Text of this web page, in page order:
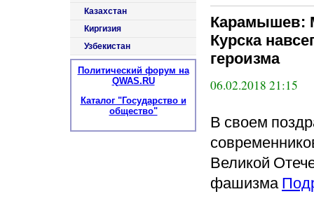
Карамышев:
Курска
героизма
06.02.2018 21:15
В своем
Великой
фашизма
Казахстан
Киргизия
Узбекистан
Политический форум на
QWAS.RU
Каталог "Государство и
общество"